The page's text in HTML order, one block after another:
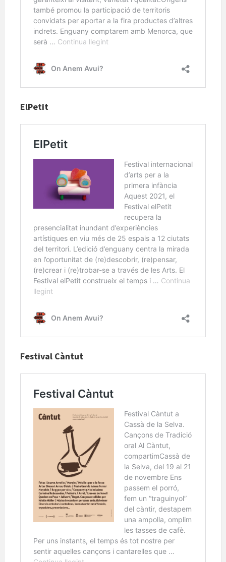
ElPetit
Festival Càntut